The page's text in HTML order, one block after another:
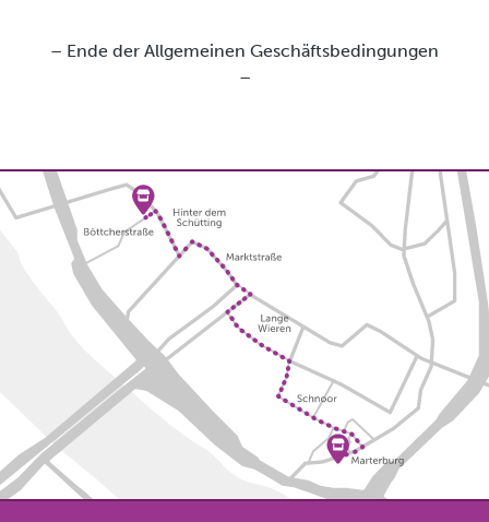
– Ende der Allgemeinen Geschäftsbedingungen
–